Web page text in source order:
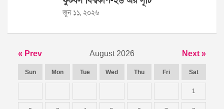
জুন ১১, ২০২৬
« Prev August 2026 Next »
Sun Mon Tue Wed Thu Fri Sat
1